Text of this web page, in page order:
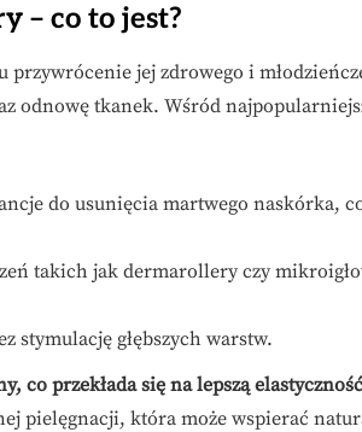
– co to jest?
jej zdrowego i
odnowę tkanek. Wśród
do usunięcia martwego naskórka,
takich jak dermarollery czy
stymulację głębszych warstw.
co przekłada się na lepszą
pielęgnacji, która może wspierać